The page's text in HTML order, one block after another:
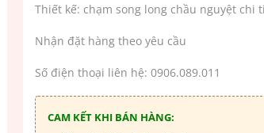
Thiết kế: chạm song long chầu nguyệt chi
Nhận đặt hàng theo yêu cầu
Số điện thoại liên hệ: 0906.089.011
CAM KẾT KHI BÁN HÀNG: